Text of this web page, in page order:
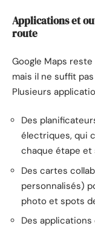
Applications et
route
Google Maps
mais il ne suffit
Plusieurs
Des
électriques, qui
chaque étape et
Des cartes
personnalisés)
photo et spots
Des